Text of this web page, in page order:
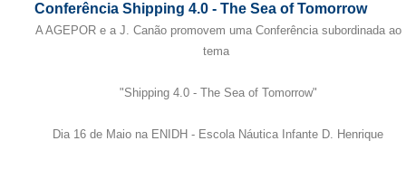
Conferência Shipping 4.0 - The Sea of Tomorrow
A AGEPOR e a J. Canão promovem uma Conferência subordinada ao
tema
"Shipping 4.0 - The Sea of Tomorrow"
Dia 16 de Maio na ENIDH - Escola Náutica Infante D. Henrique